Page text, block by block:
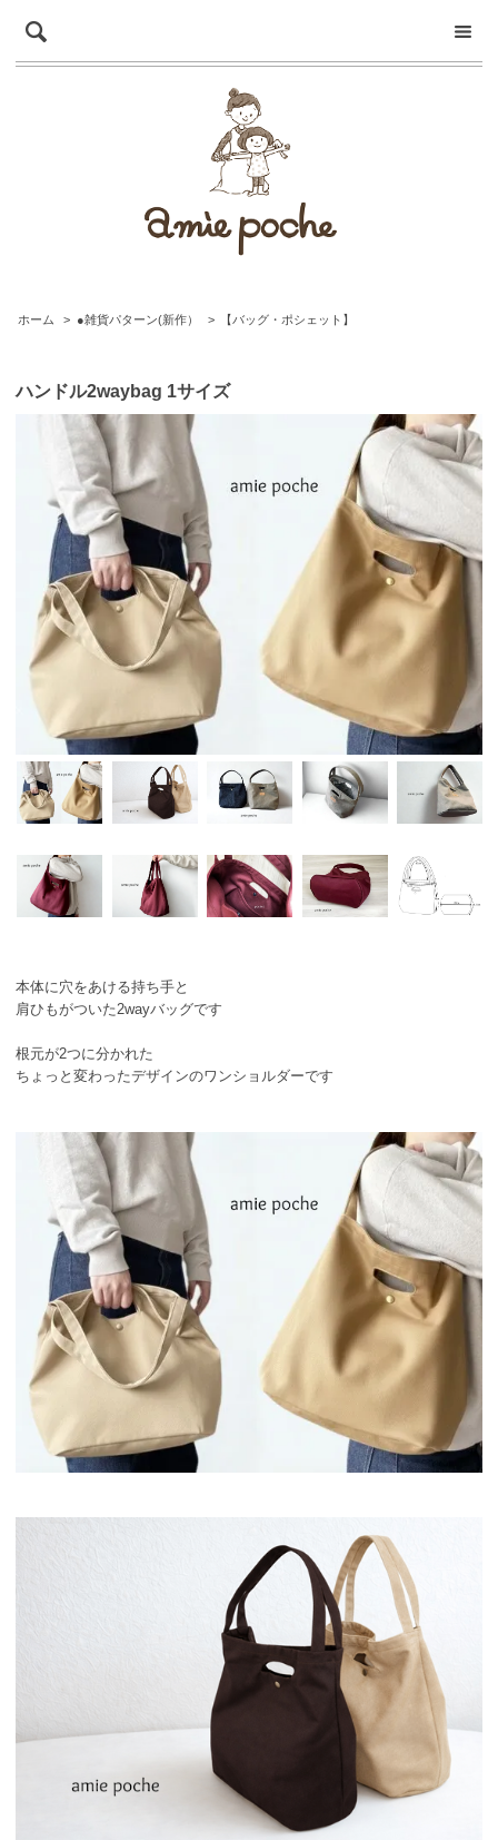
ホーム > ●雑貨パターン(新作） > 【バッグ・ポシェット】
ハンドル2waybag 1サイズ
本体に穴をあける持ち手と
肩ひもがついた2wayバッグです
根元が2つに分かれた
ちょっと変わったデザインのワンショルダーです